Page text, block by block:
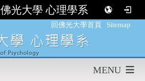
佛光大學 心理學系
回佛光大學首頁 Sitemap
MENU